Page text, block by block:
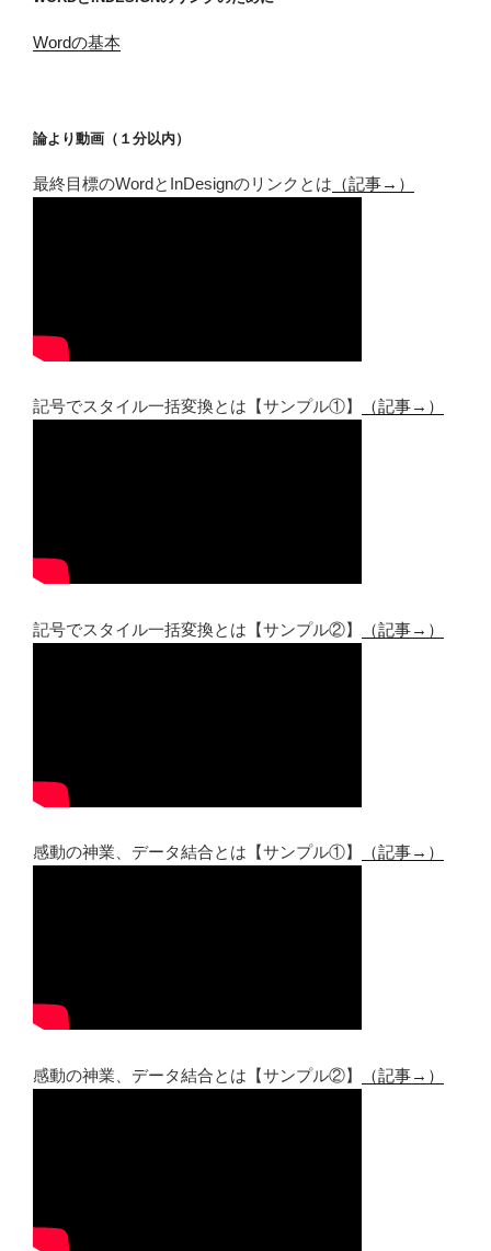
Wordの基本
論より動画（１分以内）
最終目標のWordとInDesignのリンクとは （記事→）
記号でスタイル一括変換とは【サンプル①】 （記事→）
記号でスタイル一括変換とは【サンプル②】 （記事→）
感動の神業、データ結合とは【サンプル①】 （記事→）
感動の神業、データ結合とは【サンプル②】 （記事→）